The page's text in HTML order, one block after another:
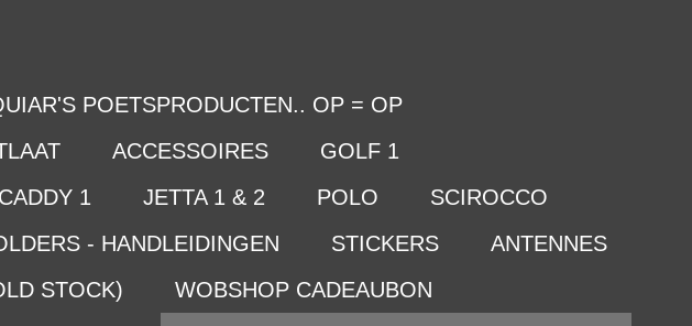
POETSPRODUCTEN.. OP = OP
ACCESSOIRES
GOLF 1
CADDY 1 JETTA 1 & 2 POLO
SCIROCCO
- HANDLEIDINGEN STICKERS
ANTENNES
STOCK)
WOBSHOP CADEAUBON